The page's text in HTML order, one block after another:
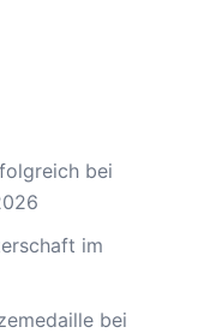
bei
im
bei